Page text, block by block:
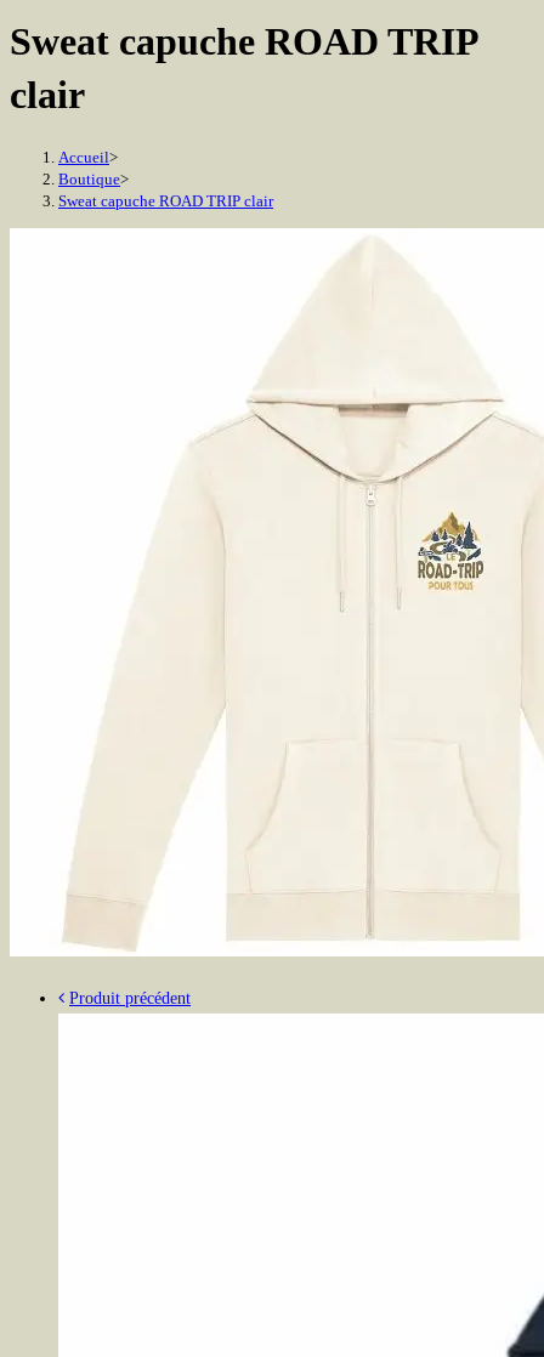
Sweat capuche ROAD TRIP
clair
Accueil>
Boutique>
Sweat capuche ROAD TRIP clair
Produit précédent